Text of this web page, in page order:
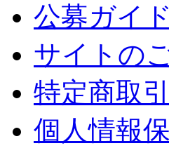
公募ガイ
サイトの
特定商取
個人情報